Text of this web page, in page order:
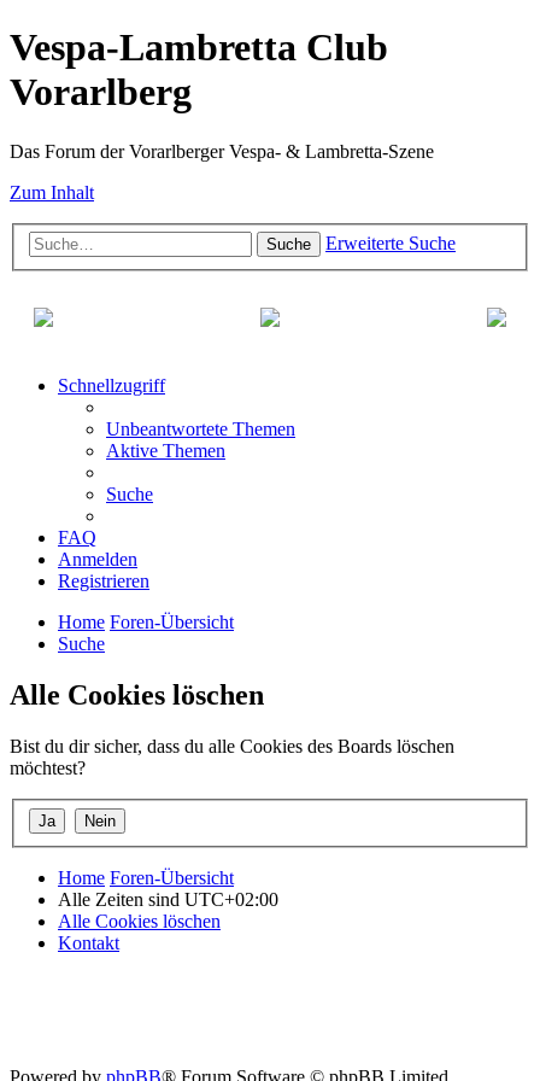
Vespa-Lambretta Club
Vorarlberg
Das Forum der Vorarlberger Vespa- & Lambretta-Szene
Zum Inhalt
Suche Erweiterte Suche
Schnellzugriff
Unbeantwortete Themen
Aktive Themen
Suche
FAQ
Anmelden
Registrieren
Home Foren-Übersicht
Suche
Alle Cookies löschen
Bist du dir sicher, dass du alle Cookies des Boards löschen
möchtest?
Home Foren-Übersicht
Alle Zeiten sind UTC+02:00
Alle Cookies löschen
Kontakt